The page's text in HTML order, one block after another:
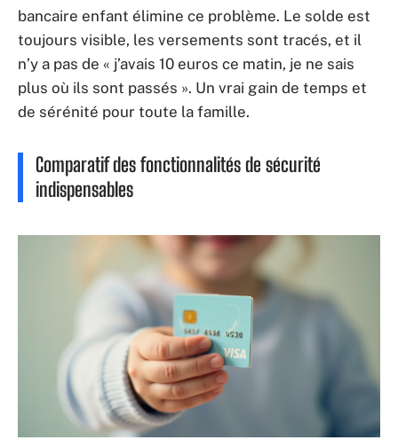
bancaire enfant élimine ce problème. Le solde est
toujours visible, les versements sont tracés, et il
n’y a pas de « j’avais 10 euros ce matin, je ne sais
plus où ils sont passés ». Un vrai gain de temps et
de sérénité pour toute la famille.
Comparatif des fonctionnalités de sécurité
indispensables